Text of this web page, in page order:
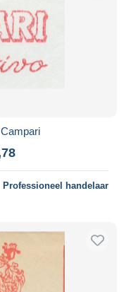
Professioneel handelaar